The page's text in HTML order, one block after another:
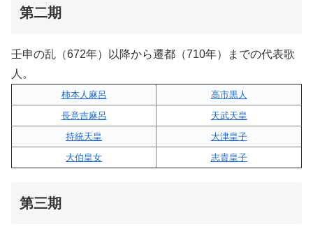
第二期
壬申の乱（672年）以降から遷都（710年）までの代表歌
人。
柿本人麻呂
高市黒人
長意吉麻呂
天武天皇
持統天皇
大津皇子
大伯皇女
志貴皇子
第三期